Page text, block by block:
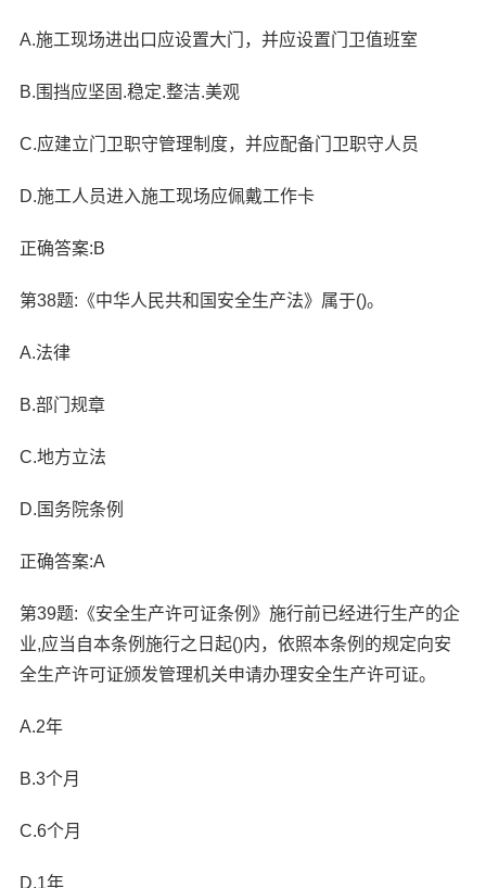
A.施工现场进出口应设置大门，并应设置门卫值班室
B.围挡应坚固.稳定.整洁.美观
C.应建立门卫职守管理制度，并应配备门卫职守人员
D.施工人员进入施工现场应佩戴工作卡
正确答案:B
第38题:《中华人民共和国安全生产法》属于()。
A.法律
B.部门规章
C.地方立法
D.国务院条例
正确答案:A
第39题:《安全生产许可证条例》施行前已经进行生产的企
业,应当自本条例施行之日起()内，依照本条例的规定向安
全生产许可证颁发管理机关申请办理安全生产许可证。
A.2年
B.3个月
C.6个月
D.1年